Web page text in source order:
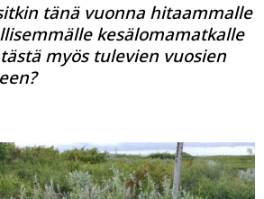
tänä vuonna hitaammalle
kesälomamatkalle
myös tulevien vuosien